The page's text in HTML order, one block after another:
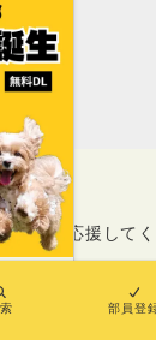
集中
活動を応援して
部員登